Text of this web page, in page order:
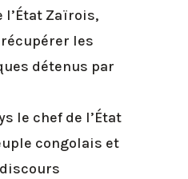
l’État Zaïrois,
les
détenus par
le chef de l’État
congolais et